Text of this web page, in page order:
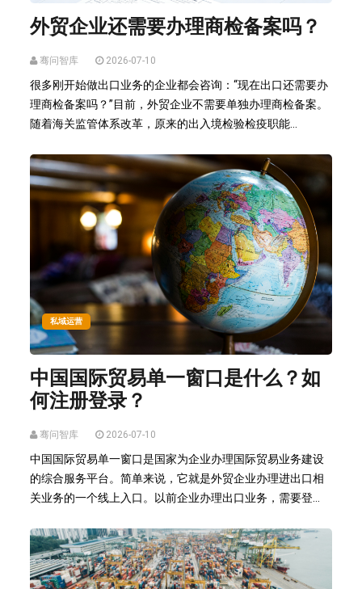
外贸企业还需要办理商检备案吗？
骞问智库 2026-07-10
很多刚开始做出口业务的企业都会咨询：“现在出口还需要办
理商检备案吗？”目前，外贸企业不需要单独办理商检备案。
随着海关监管体系改革，原来的出入境检验检疫职能...
私域运营
中国国际贸易单一窗口是什么？如
何注册登录？
骞问智库 2026-07-10
中国国际贸易单一窗口是国家为企业办理国际贸易业务建设
的综合服务平台。简单来说，它就是外贸企业办理进出口相
关业务的一个线上入口。以前企业办理出口业务，需要登...